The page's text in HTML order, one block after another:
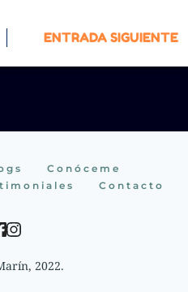
ENTRADA SIGUIENTE
Conóceme
Contacto
2022.